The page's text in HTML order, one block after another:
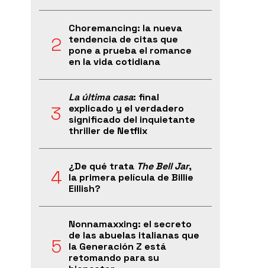
Choremancing: la nueva
tendencia de citas que
pone a prueba el romance
en la vida cotidiana
La última casa: final
explicado y el verdadero
significado del inquietante
thriller de Netflix
¿De qué trata The Bell Jar,
la primera película de Billie
Eillish?
Nonnamaxxing: el secreto
de las abuelas italianas que
la Generación Z está
retomando para su